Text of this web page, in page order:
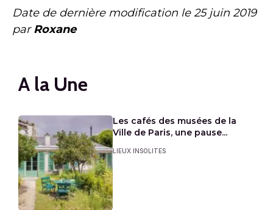
Date de dernière modification le25 juin 2019
parRoxane
A la Une
Les cafés des musées de la
Ville de Paris, une pause...
LIEUX INSOLITES